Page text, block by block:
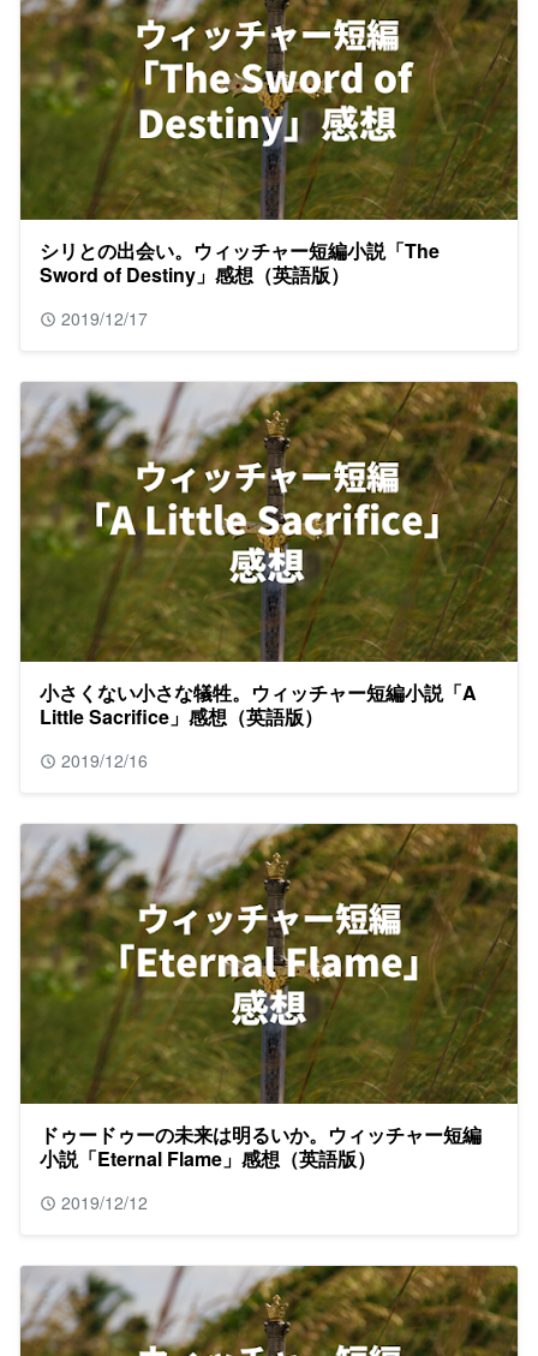
シリとの出会い。ウィッチャー短編小説「The
Sword of Destiny」感想（英語版）
2019/12/17
小さくない小さな犠牲。ウィッチャー短編小説「A
Little Sacrifice」感想（英語版）
2019/12/16
ドゥードゥーの未来は明るいか。ウィッチャー短編
小説「Eternal Flame」感想（英語版）
2019/12/12